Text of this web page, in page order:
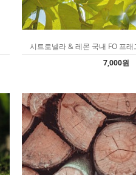
시트로넬라 & 레몬 국내 FO 프
7,000원